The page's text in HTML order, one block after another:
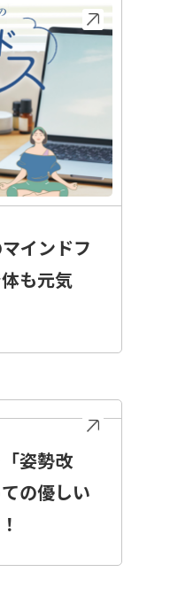
インドフ
も元気
姿勢改
の優しい